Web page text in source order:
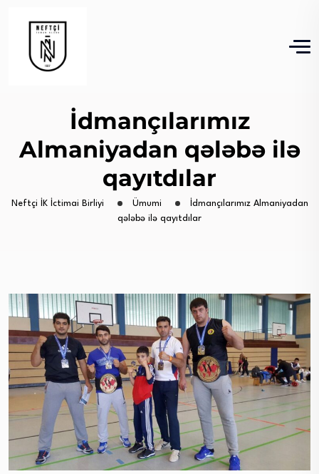
İdmançılarımız
Almaniyadan qələbə ilə
qayıtdılar
Neftçi İK İctimai Birliyi Ümumi
İdmançılarımız Almaniyadan
qələbə ilə qayıtdılar